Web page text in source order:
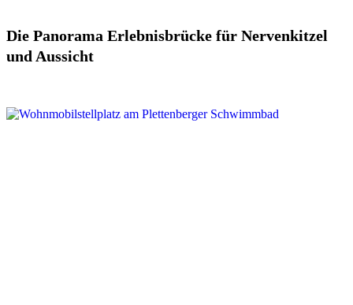
Die Panorama Erlebnisbrücke für Nervenkitzel
und Aussicht